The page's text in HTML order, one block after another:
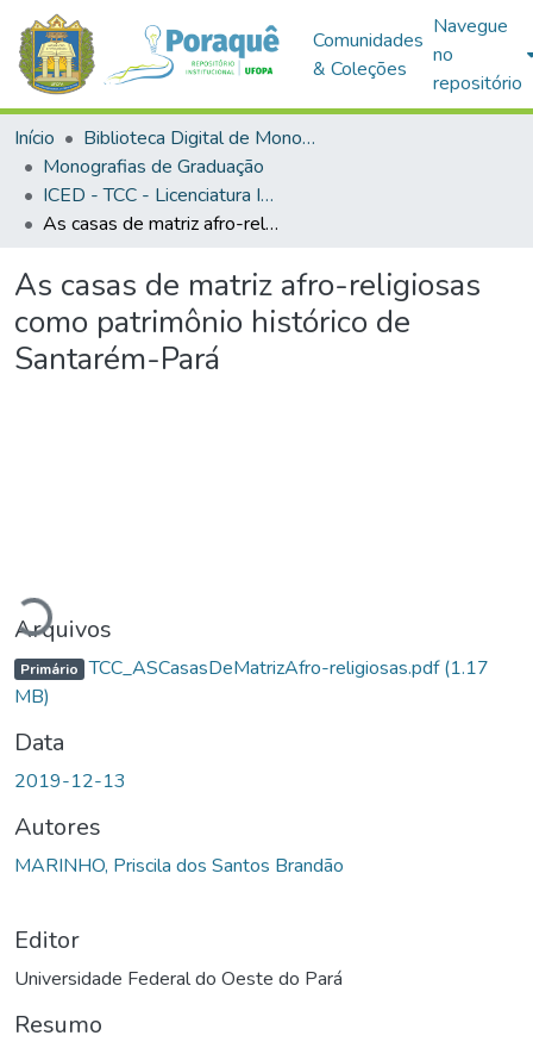
Comunidades
& Coleções
Navegue
no
repositório
Início
Biblioteca Digital de Monografias (BDM)
Monografias de Graduação
ICED - TCC - Licenciatura Integrada em História e Geografia
As casas de matriz afro-religiosas como patrimônio histórico de Santarém-Pará
As casas de matriz afro-religiosas
como patrimônio histórico de
Santarém-Pará
Carregando...
Arquivos
Primário TCC_ASCasasDeMatrizAfro-religiosas.pdf(1.17
MB)
Data
2019-12-13
Autores
MARINHO, Priscila dos Santos Brandão
Editor
Universidade Federal do Oeste do Pará
Resumo